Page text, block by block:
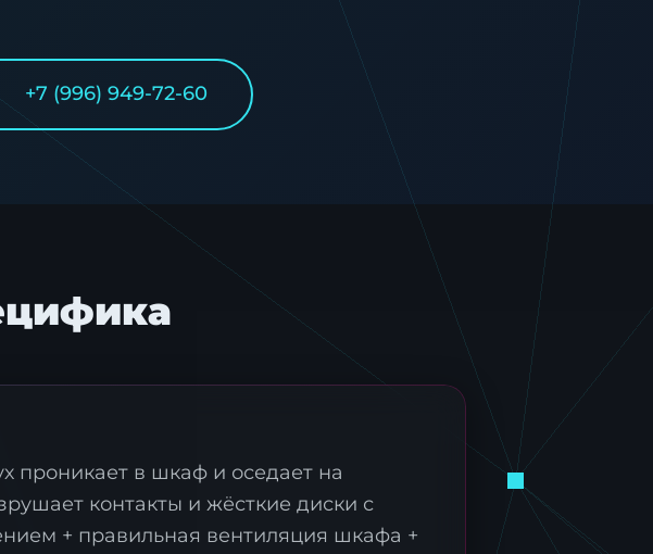
+7 (996) 949-72-60
проникает в шкаф и оседает на
контакты и жёсткие диски с
+ правильная вентиляция шкафа +